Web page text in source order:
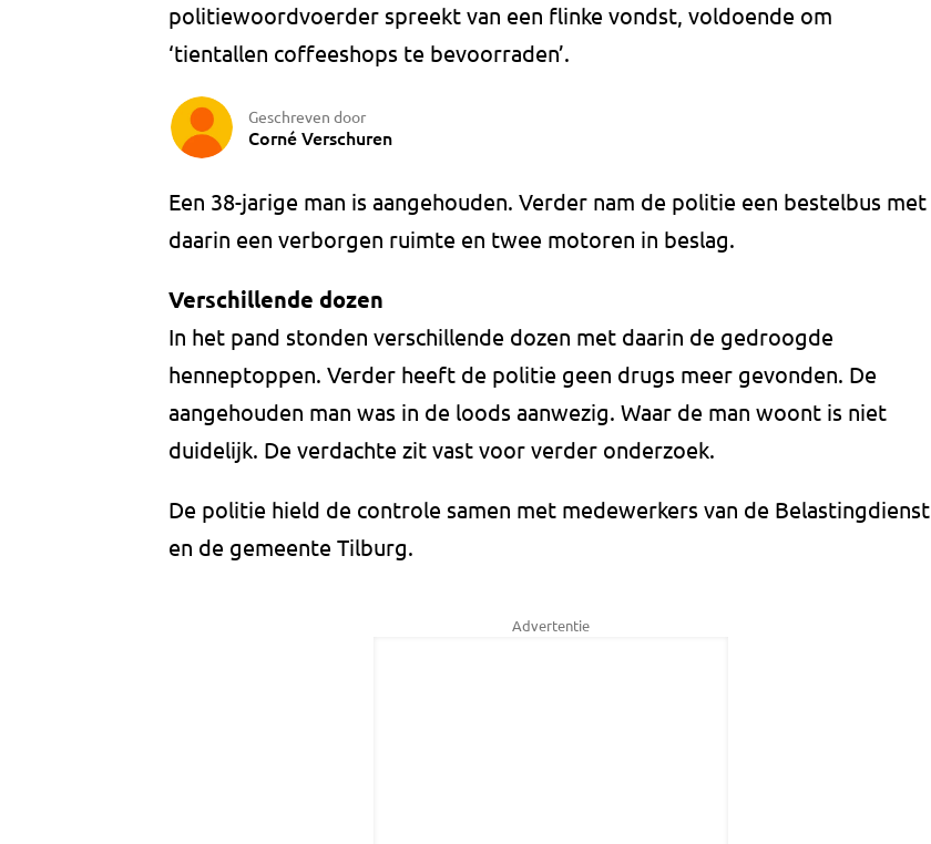
politiewoordvoerder spreekt van een flinke vondst, voldoende om
‘tientallen coffeeshops te bevoorraden’.
Geschreven door
Corné Verschuren
Een 38-jarige man is aangehouden. Verder nam de politie een bestelbus met
daarin een verborgen ruimte en twee motoren in beslag.
Verschillende dozen
In het pand stonden verschillende dozen met daarin de gedroogde
henneptoppen. Verder heeft de politie geen drugs meer gevonden. De
aangehouden man was in de loods aanwezig. Waar de man woont is niet
duidelijk. De verdachte zit vast voor verder onderzoek.
De politie hield de controle samen met medewerkers van de Belastingdienst
en de gemeente Tilburg.
Advertentie